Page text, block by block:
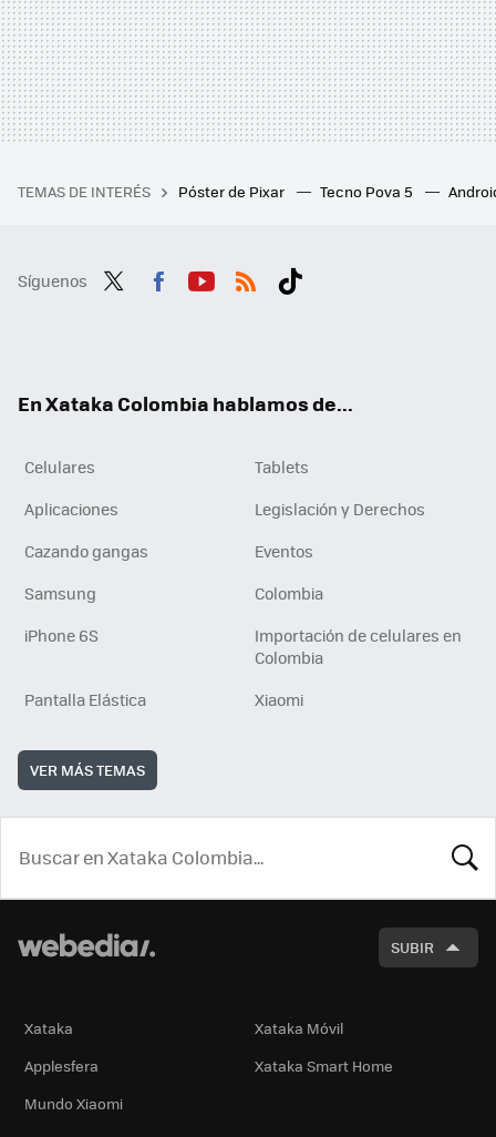
TEMAS DE INTERÉS Póster de Pixar Tecno Pova 5
Síguenos
En Xataka Colombia hablamos de...
Celulares
Tablets
Aplicaciones
Legislación y Derechos
Cazando gangas
Eventos
Samsung
Colombia
iPhone 6S
Importación de celulares en
Colombia
Pantalla Elástica
Xiaomi
VER MÁS TEMAS
SUBIR
Xataka
Xataka Móvil
Applesfera
Xataka Smart Home
Mundo Xiaomi